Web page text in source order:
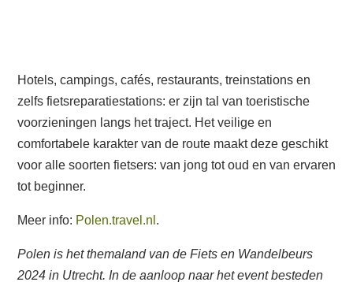
Hotels, campings, cafés, restaurants, treinstations en
zelfs fietsreparatiestations: er zijn tal van toeristische
voorzieningen langs het traject. Het veilige en
comfortabele karakter van de route maakt deze geschikt
voor alle soorten fietsers: van jong tot oud en van ervaren
tot beginner.
Meer info: Polen.travel.nl .
Polen is het themaland van de Fiets en Wandelbeurs
2024 in Utrecht. In de aanloop naar het event besteden